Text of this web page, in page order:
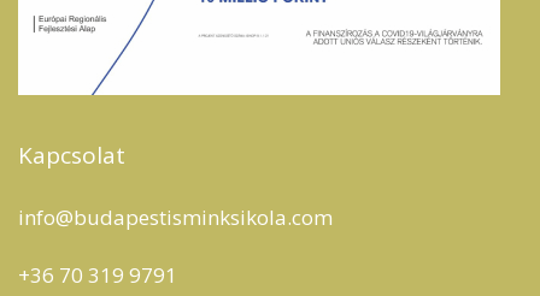
Kapcsolat
info@budapestisminksikola.com
+36 70 319 9791